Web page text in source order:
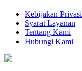
Kebijakan Privasi
Syarat Layanan
Tentang Kami
Hubungi Kami